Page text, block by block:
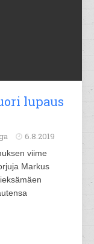
lupaus
6.8.2019
viime
Markus